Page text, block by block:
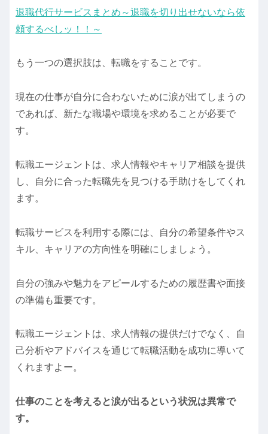
退職代行サービスまとめ～退職を切り出せないなら依
頼するべしッ！！～
もう一つの選択肢は、転職をすることです。
現在の仕事が自分に合わないために涙が出てしまうの
であれば、新たな職場や環境を求めることが必要で
す。
転職エージェントは、求人情報やキャリア相談を提供
し、自分に合った転職先を見つける手助けをしてくれ
ます。
転職サービスを利用する際には、自分の希望条件やス
キル、キャリアの方向性を明確にしましょう。
自分の強みや魅力をアピールするための履歴書や面接
の準備も重要です。
転職エージェントは、求人情報の提供だけでなく、自
己分析やアドバイスを通じて転職活動を成功に導いて
くれますよー。
仕事のことを考えると涙が出るという状況は異常で
す。